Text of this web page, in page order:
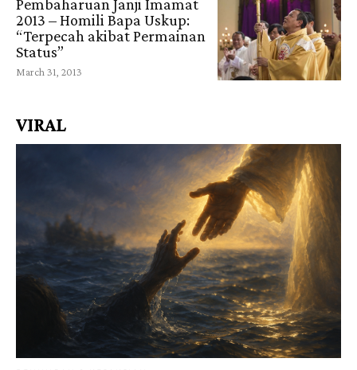
Pembaharuan Janji Imamat
2013 – Homili Bapa Uskup:
“Terpecah akibat Permainan
Status”
March 31, 2013
VIRAL